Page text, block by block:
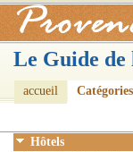
Le Guide de
accueil Catégories
Hôtels